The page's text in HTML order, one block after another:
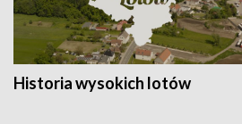
Historia wysokich lotów